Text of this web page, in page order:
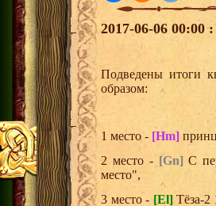
2017-06-06 00:00
Подведены итоги
образом:
1 место - [Hm]
2 место - [Gn] С
место",
3 место - [El]Тёза-2